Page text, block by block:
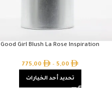
Good Girl Blush La Rose Inspiration
5,00
–
775,00
تحديد أحد الخيارات